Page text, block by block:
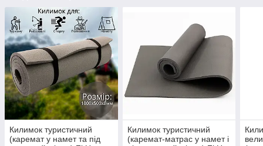
Килимок туристичний
(каремат у намет та під
Килимок туристичний
(каремат-матрас у намет і